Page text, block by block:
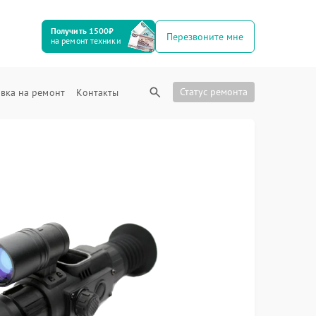
Получить 1500₽
на ремонт техники
Перезвоните мне
на ремонт Контакты Статус ремонта